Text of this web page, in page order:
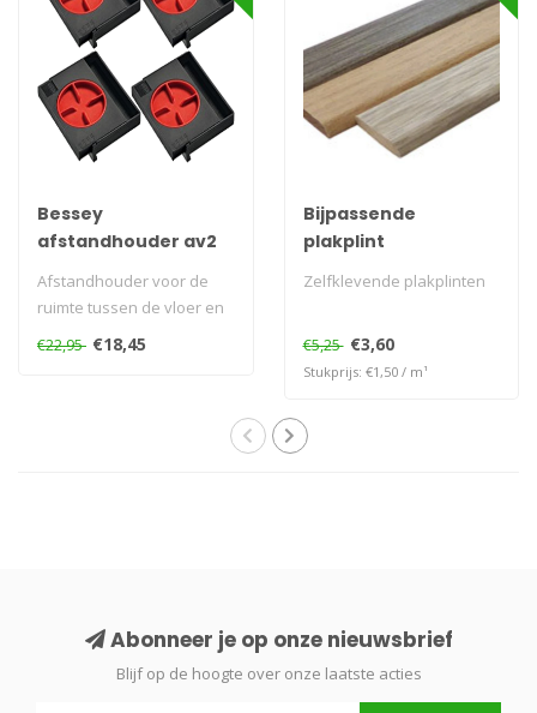
Bessey
afstandhouder av2
4st
Afstandhouder voor de
ruimte tussen de vloer en
de wand. eenvoudig in
€22,95 €18,45
Bijpassende
plakplint
Zelfklevende plakplinten
€5,25 €3,60
Stukprijs: €1,50 / m¹
Abonneer je op onze nieuwsbrief
Blijf op de hoogte over onze laatste acties